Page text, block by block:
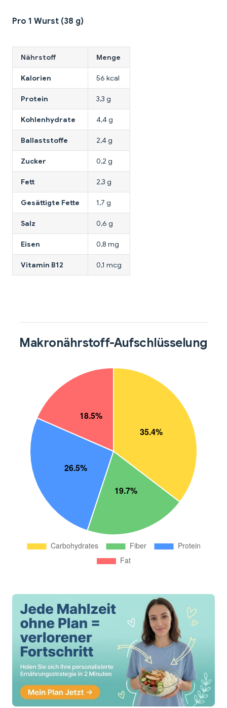
Pro 1 Wurst (38 g)
Nährstoff Menge
Kalorien 56 kcal
Protein 3,3 g
Kohlenhydrate 4,4 g
Ballaststoffe 2,4 g
Zucker 0,2 g
Fett 2,3 g
Gesättigte Fette 1,7 g
Salz 0,6 g
Eisen 0,8 mg
Vitamin B12 0,1 mcg
Makronährstoff-Aufschlüsselung